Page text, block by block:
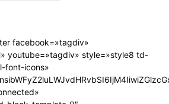
facebook=»tagdiv»
youtube=»tagdiv» style=»style8 td-
font-icons»